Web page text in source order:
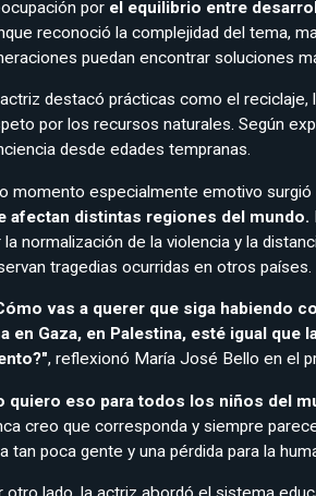
por el equilibrio entre
reconoció la complejidad del tema,
puedan encontrar soluciones
destacó prácticas como el
por los recursos naturales. Según
desde edades tempranas.
momento especialmente emotivo surgió
afectan distintas regiones del mundo.
la normalización de la violencia y la
tragedias ocurridas en otros países.
vas a querer que siga habiendo
en Gaza, en Palestina, esté igual que
, reflexionó María José Bello en el
quiero eso para todos los niños del
creo que corresponda y siempre
tan poca gente y una pérdida para la